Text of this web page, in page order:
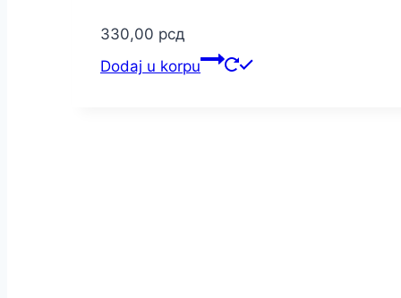
330,00 рсд
Dodaj u korpu